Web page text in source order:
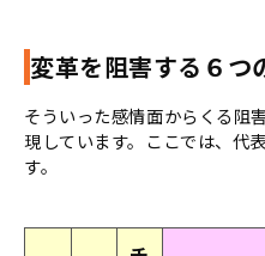
変革を阻害する６つ
そういった感情面からくる阻
現しています。ここでは、代
す。